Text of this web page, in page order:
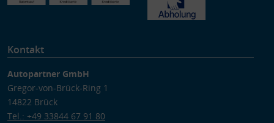
Kontakt
Autopartner GmbH
Gregor-von-Brück-Ring 1
14822 Brück
Tel.: +49 33844 67 91 80